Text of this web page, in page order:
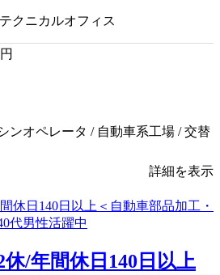
クニカルオフィス
円
ンオペレータ / 自動車系工場 / 交替
詳細を表示
/年間休日140日以上